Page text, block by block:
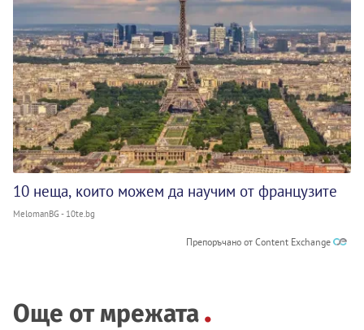
10 неща, които можем да научим от французите
MelomanBG - 10te.bg
Препоръчано от Content Exchange
Още от мрежата